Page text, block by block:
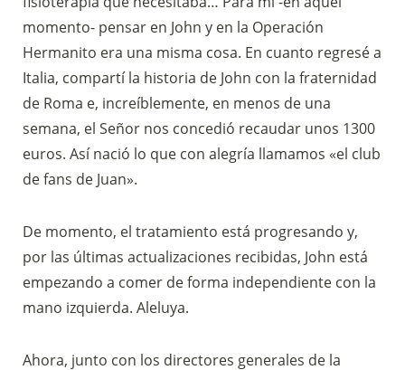
momento- pensar en John y en la Operación
Hermanito era una misma cosa. En cuanto regresé a
Italia, compartí la historia de John con la fraternidad
de Roma e, increíblemente, en menos de una
semana, el Señor nos concedió recaudar unos 1300
euros. Así nació lo que con alegría llamamos «el club
de fans de Juan».
De momento, el tratamiento está progresando y,
por las últimas actualizaciones recibidas, John está
empezando a comer de forma independiente con la
mano izquierda. Aleluya.
Ahora, junto con los directores generales de la